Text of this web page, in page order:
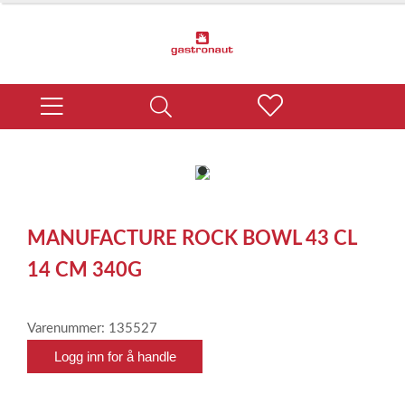
item
of
1
MANUFACTURE ROCK BOWL 43 CL
14 CM 340G
Varenummer: 135527
Logg inn for å handle